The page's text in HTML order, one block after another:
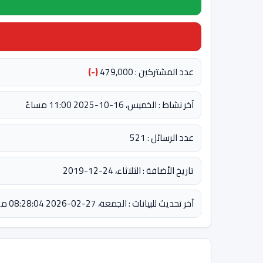
عدد المشتركين : 479,000
(-)
آخر نشاط : الخميس، 16-10-2025 11:00 مساءً
عدد الرسائل : 521
تاريخ الأضافة : الثلاثاء، 24-12-2019
آخر تحديث للبيانات : الجمعة، 27-02-2026 08:28:04 مساءً